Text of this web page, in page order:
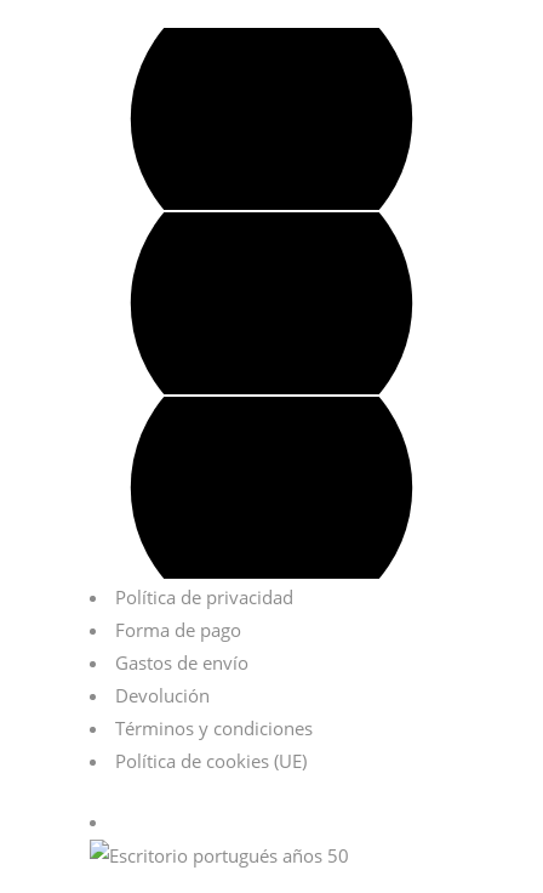
Política de privacidad
Forma de pago
Gastos de envío
Devolución
Términos y condiciones
Política de cookies (UE)